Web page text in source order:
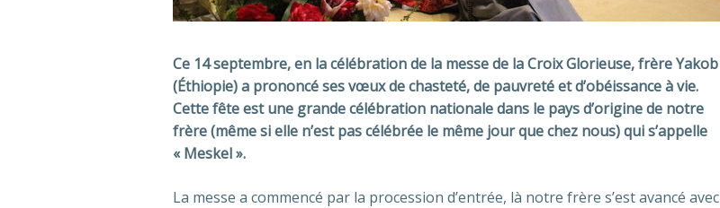
Ce 14 septembre, en la célébration de la messe de la Croix Glorieuse, frère Yakob
(Éthiopie) a prononcé ses vœux de chasteté, de pauvreté et d’obéissance à vie.
Cette fête est une grande célébration nationale dans le pays d’origine de notre
frère (même si elle n’est pas célébrée le même jour que chez nous) qui s’appelle
« Meskel ».
La messe a commencé par la procession d’entrée, là notre frère s’est avancé avec